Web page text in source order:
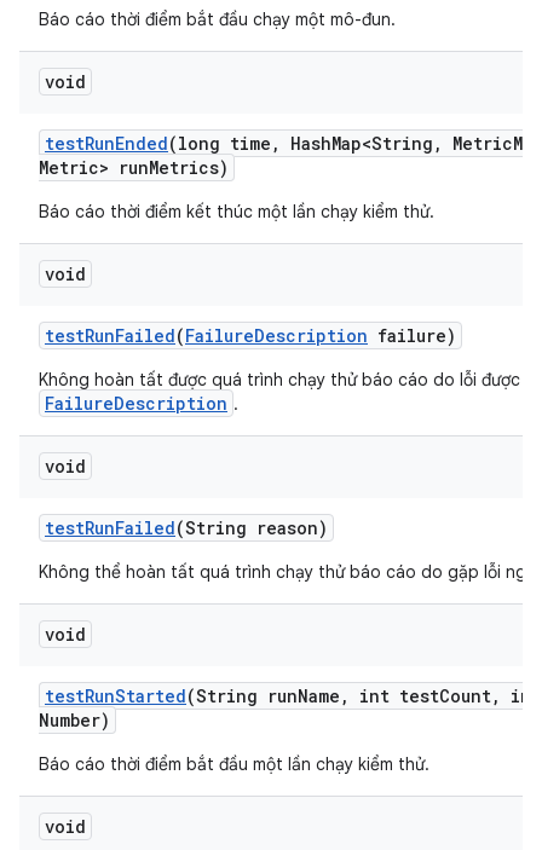
Báo cáo thời điểm bắt đầu chạy một mô-đun.
void
testRunEnded(long time , HashMap<String , Metric
Metric> runMetrics)
Báo cáo thời điểm kết thúc một lần chạy kiểm thử.
void
testRunFailed(FailureDescription failure)
Không hoàn tất được quá trình chạy thử báo cáo do lỗi được
FailureDescription .
void
testRunFailed(String reason)
Không thể hoàn tất quá trình chạy thử báo cáo do gặp lỗi
void
testRunStarted(String runName , int testCount,
int
Number)
Báo cáo thời điểm bắt đầu một lần chạy kiểm thử.
void